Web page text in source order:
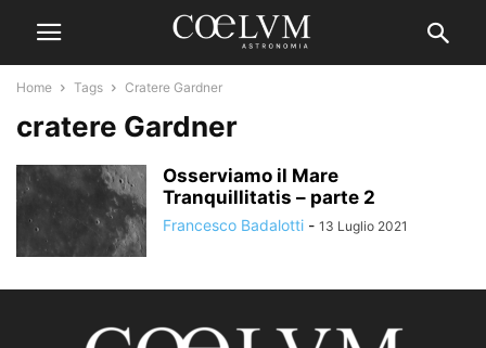
Home Tags Cratere Gardner
cratere Gardner
Osserviamo il Mare
Tranquillitatis – parte 2
Francesco Badalotti - 13 Luglio 2021